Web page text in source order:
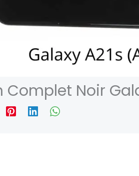
Complet Noir